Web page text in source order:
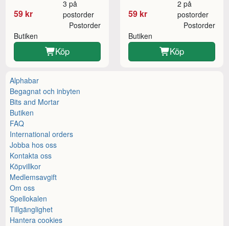
59 kr
3 på
postorder
Butiken
Postorder
Köp
59 kr
2 på
postorder
Butiken
Postorder
Köp
Alphabar
Begagnat och inbyten
Bits and Mortar
Butiken
FAQ
International orders
Jobba hos oss
Kontakta oss
Köpvillkor
Medlemsavgift
Om oss
Spellokalen
Tillgänglighet
Hantera cookies